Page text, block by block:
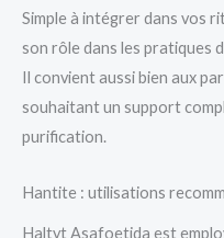
Simple à intégrer dans vos
son rôle dans les pratiques
Il convient aussi bien aux
souhaitant un support
purification.
Hantite : utilisations
Haltyt Asafoetida est